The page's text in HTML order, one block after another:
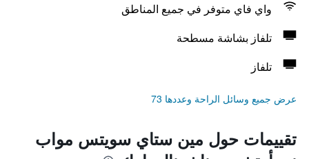
واي فاي متوفر في جميع المناطق
تلفاز بشاشة مسطحة
تلفاز
عرض جميع وسائل الراحة وعددها 73
تقييمات حول مين ستاي سويتس مواب